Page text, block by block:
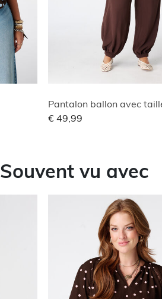
€ 49,99
Souvent vu avec